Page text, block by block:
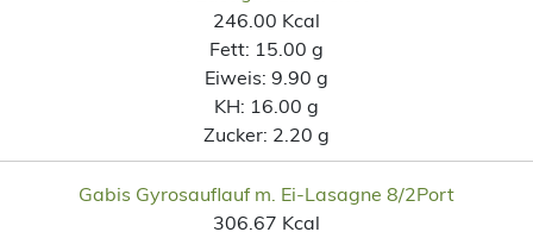
246.00 Kcal
Fett: 15.00 g
Eiweis: 9.90 g
KH: 16.00 g
Zucker: 2.20 g
Gabis Gyrosauflauf m. Ei-Lasagne 8/2Port
306.67 Kcal